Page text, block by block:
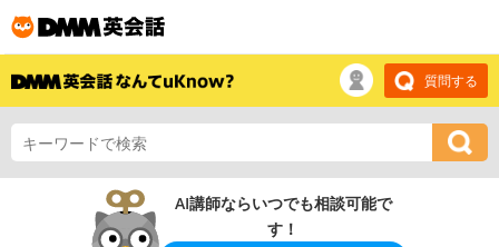
質問する
AI講師ならいつでも相談可能で
す！